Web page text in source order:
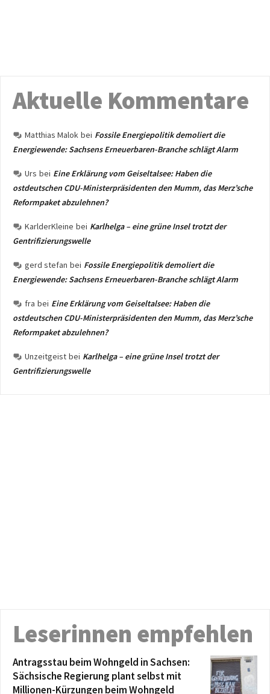
Aktuelle Kommentare
Matthias Malok bei Fossile Energiepolitik demoliert die
Energiewende: Sachsens Erneuerbaren-Branche schlägt Alarm
Urs bei Eine Erklärung vom Geiseltalsee: Haben die
ostdeutschen CDU-Ministerpräsidenten den Mumm, das Merz’sche
Reformpaket abzulehnen?
KarlderKleine bei Karlhelga – eine grüne Insel trotzt der
Gentrifizierungswelle
gerd stefan bei Fossile Energiepolitik demoliert die
Energiewende: Sachsens Erneuerbaren-Branche schlägt Alarm
fra bei Eine Erklärung vom Geiseltalsee: Haben die
ostdeutschen CDU-Ministerpräsidenten den Mumm, das Merz’sche
Reformpaket abzulehnen?
Unzeitgeist bei Karlhelga – eine grüne Insel trotzt der
Gentrifizierungswelle
Leserinnen empfehlen
Antragsstau beim Wohngeld in Sachsen:
Sächsische Regierung plant selbst mit
Millionen-Kürzungen beim Wohngeld